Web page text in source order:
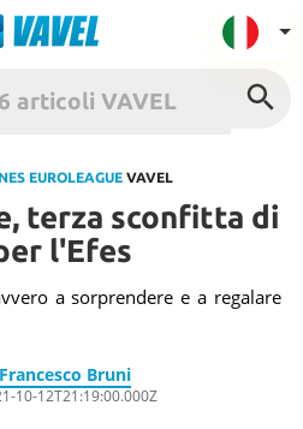
UK
México
EUROLEAGUE VAVEL
terza sconfitta di
l'Efes
a sorprendere e a regalare
Francesco Bruni
10-12T21:19:00.000Z